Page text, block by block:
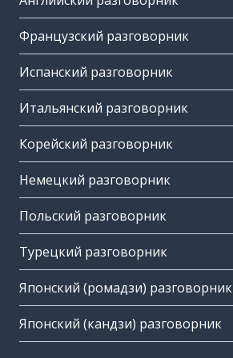
Французский разговорник
Испанский разговорник
Итальянский разговорник
Корейский разговорник
Немецкий разговорник
Польский разговорник
Турецкий разговорник
Японский (ромадзи) разговорник
Японский (кандзи) разговорник